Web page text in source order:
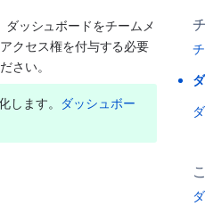
ッシュボードをチームメ
クセス権を付与する必要
さい。
します。
ダッシュボー